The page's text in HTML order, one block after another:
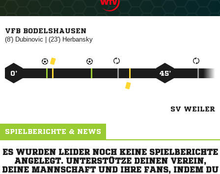
VFB BODELSHAUSEN
(8')  | (23') 
0’ 45’
SV WEILER
SPIELBERICHTE & NEWS
ES WURDEN LEIDER NOCH KEINE SPIELBERICHTE
ANGELEGT. UNTERSTÜTZE DEINEN VEREIN,
DEINE MANNSCHAFT UND IHRE FANS, INDEM DU